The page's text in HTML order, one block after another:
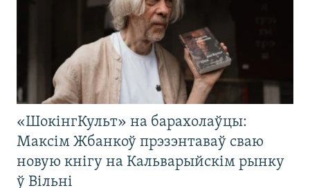
«ШокінгКульт» на барахолаўцы:
Максім Жбанкоў прэзэнтаваў сваю
новую кнігу на Кальварыйскім рынку
ў Вільні